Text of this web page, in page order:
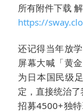
所有附件下载
https://
还记得当年放
屏幕大喊「黄
为日本国民级
定，直接统治了
招募4500+独